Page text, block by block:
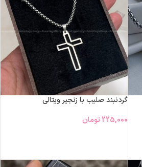
گردنبند صلیب با زنجیر ویتالی
225,000 تومان